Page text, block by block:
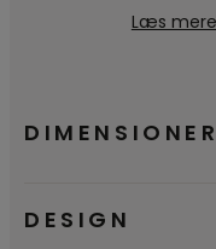
det
Læs mere
DIMENSIONER
DESIGN